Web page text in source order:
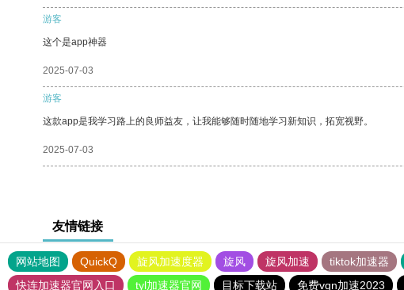
游客
这个是app神器
2025-07-03
游客
这款app是我学习路上的良师益友，让我能够随时随地学习新知识，拓宽视野。
2025-07-03
友情链接
网站地图 QuickQ 旋风加速度器 旋风 旋风加速 tiktok加速器
快连加速器官网入口
tyl加速器官网 目标下载站 免费vqn加速2023